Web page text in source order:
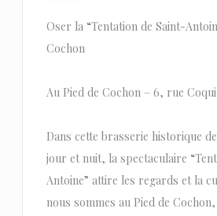
Oser la “Tentation de Saint-
Cochon
Au Pied de Cochon – 6, rue
Dans cette brasserie historique
jour et nuit, la spectaculaire
Antoine” attire les regards et la
nous sommes au Pied de